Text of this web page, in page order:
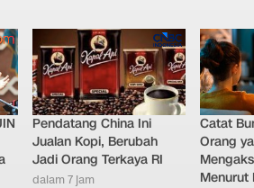
Pendatang China Ini
Jualan Kopi, Berubah
Jadi Orang Terkaya RI
dalam 7 jam
Catat
Orang
Menurut